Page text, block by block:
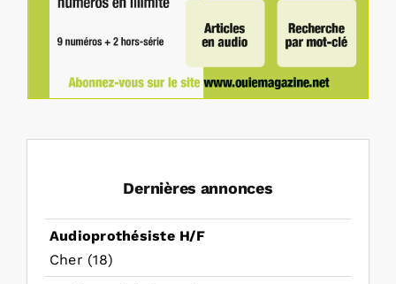
Dernières annonces
Audioprothésiste H/F
Cher (18)